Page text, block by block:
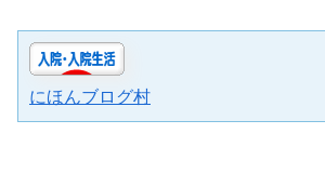
にほんブログ村